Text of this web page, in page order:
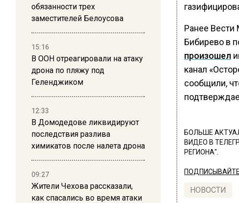
обязанности трех
заместителей Белоусова
15:16
В ООН отреагировали на атаку
дрона по пляжу под
Геленджиком
12:33
В Домодедове ликвидируют
последствия разлива
химикатов после налета дрона
09:27
Жители Чехова рассказали,
как спасались во время атаки
Ранее Вести
Бибирево в
произошел
канал
сообщили,
БОЛЬШЕ
ВИДЕО В
РЕГИОНА".
НОВОСТИ